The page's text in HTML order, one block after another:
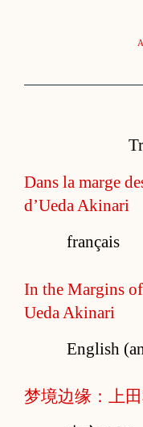
Dans la marge
d’Ueda Akinari
français
In the Margins
Ueda Akinari
English
梦境边缘：上